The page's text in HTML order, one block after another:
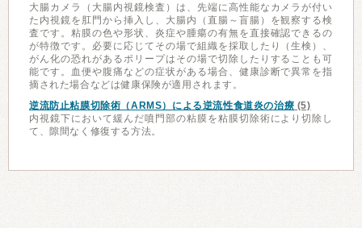
大腸カメラ（大腸内視鏡検査）は、先端に高性能なカメラが付い
た内視鏡を肛門から挿入し、大腸内（直腸～盲腸）を観察する検
査です。粘膜の色や形状、炎症や腫瘍の有無を直接確認できるの
が特徴です。必要に応じてその場で組織を採取したり（生検）、
がん化の恐れがあるポリープはその場で切除したりすることも可
能です。血便や腹痛などの症状がある場合、健康診断で異常を指
摘された場合などは健康保険が適用されます。
逆流防止粘膜切除術（ARMS）による逆流性食道炎の治療 (5)
内視鏡下において緩んだ噴門部の粘膜を粘膜切除術により切除し
て、隙間なく修復する方法。